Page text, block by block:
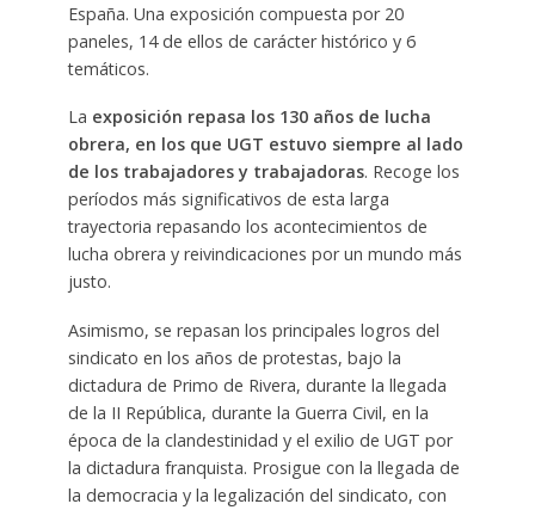
España. Una exposición compuesta por 20
paneles, 14 de ellos de carácter histórico y 6
temáticos.
La exposición repasa los 130 años de lucha
obrera, en los que UGT estuvo siempre al lado
de los trabajadores y trabajadoras. Recoge los
períodos más significativos de esta larga
trayectoria repasando los acontecimientos de
lucha obrera y reivindicaciones por un mundo más
justo.
Asimismo, se repasan los principales logros del
sindicato en los años de protestas, bajo la
dictadura de Primo de Rivera, durante la llegada
de la II República, durante la Guerra Civil, en la
época de la clandestinidad y el exilio de UGT por
la dictadura franquista. Prosigue con la llegada de
la democracia y la legalización del sindicato, con